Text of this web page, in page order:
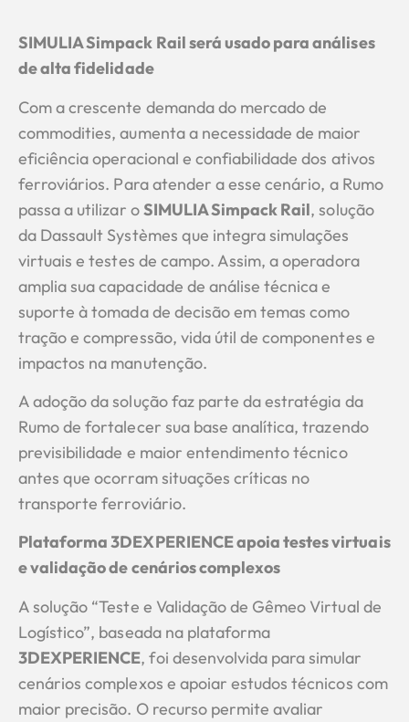
SIMULIA Simpack Rail será usado para análises
de alta fidelidade
Com a crescente demanda do mercado de
commodities, aumenta a necessidade de maior
eficiência operacional e confiabilidade dos ativos
ferroviários. Para atender a esse cenário, a Rumo
passa a utilizar oSIMULIA Simpack Rail, solução
da Dassault Systèmes que integra simulações
virtuais e testes de campo. Assim, a operadora
amplia sua capacidade de análise técnica e
suporte à tomada de decisão em temas como
tração e compressão, vida útil de componentes e
impactos na manutenção.
A adoção da solução faz parte da estratégia da
Rumo de fortalecer sua base analítica, trazendo
previsibilidade e maior entendimento técnico
antes que ocorram situações críticas no
transporte ferroviário.
Plataforma 3DEXPERIENCE apoia testes virtuais
e validação de cenários complexos
A solução “Teste e Validação de Gêmeo Virtual de
Logístico”, baseada na plataforma
3DEXPERIENCE, foi desenvolvida para simular
cenários complexos e apoiar estudos técnicos com
maior precisão. O recurso permite avaliar